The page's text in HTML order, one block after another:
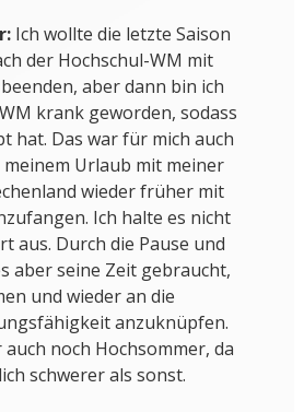
Ich wollte die letzte Saison
der Hochschul-WM mit
aber dann bin ich
krank geworden, sodass
hat. Das war für mich auch
meinem Urlaub mit meiner
wieder früher mit
Ich halte es nicht
aus. Durch die Pause und
aber seine Zeit gebraucht,
und wieder an die
anzuknüpfen.
auch noch Hochsommer, da
schwerer als sonst.